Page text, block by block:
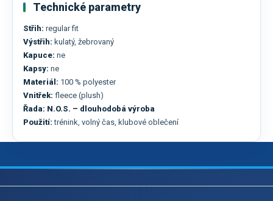
Technické parametry
Střih: regular fit
Výstřih: kulatý, žebrovaný
Kapuce: ne
Kapsy: ne
Materiál: 100 % polyester
Vnitřek: fleece (plush)
Řada: N.O.S. – dlouhodobá výroba
Použití: trénink, volný čas, klubové oblečení
Z